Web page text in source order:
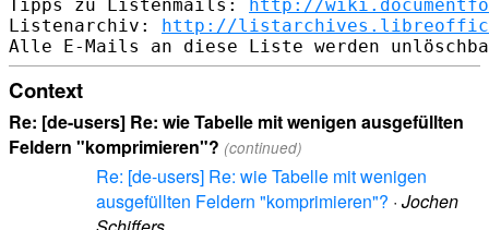
Tipps zu Listenmails: http://
Listenarchiv: http://
Context
Re: [de-users] Re: wie Tabelle mit wenigen ausgefüllten
Feldern "komprimieren"? (continued)
Re: [de-users] Re: wie Tabelle mit wenigen
ausgefüllten Feldern "komprimieren"? · Jochen